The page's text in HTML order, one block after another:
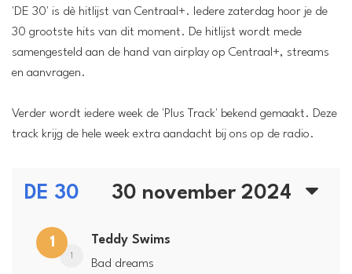
'DE 30' is dè hitlijst van Centraal+. Iedere zaterdag hoor je de
30 grootste hits van dit moment. De hitlijst wordt mede
samengesteld aan de hand van airplay op Centraal+, streams
en aanvragen.
Verder wordt iedere week de 'Plus Track' bekend gemaakt. Deze
track krijg de hele week extra aandacht bij ons op de radio.
DE 30 30 november 2024
1
1
Teddy Swims
Bad dreams